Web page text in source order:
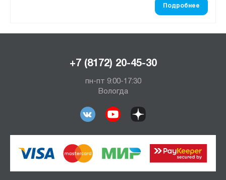
Подробнее
+7 (8172) 20-45-30
пн-пт 9:00-17:30
Вологда